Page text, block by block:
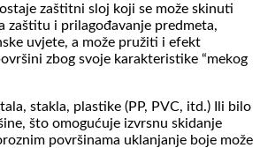
zaštitni sloj koji se može skinuti
zaštitu i prilagođavanje predmeta,
uvjete, a može pružiti i efekt
zbog svoje karakteristike “mekog
stakla, plastike (PP, PVC, itd.) Ili bilo
što omogućuje izvrsnu skidanje
površinama uklanjanje boje može